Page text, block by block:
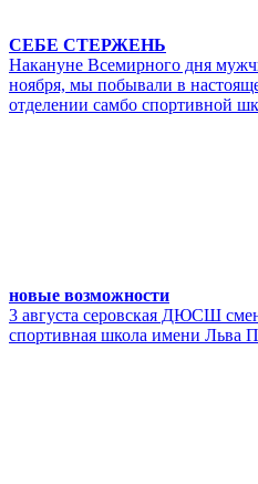
СЕБЕ СТЕРЖЕНЬ
Накануне Всемирного дня
ноября, мы побывали в
отделении самбо спортивной
новые возможности
3 августа серовская ДЮСШ
спортивная школа имени Льва